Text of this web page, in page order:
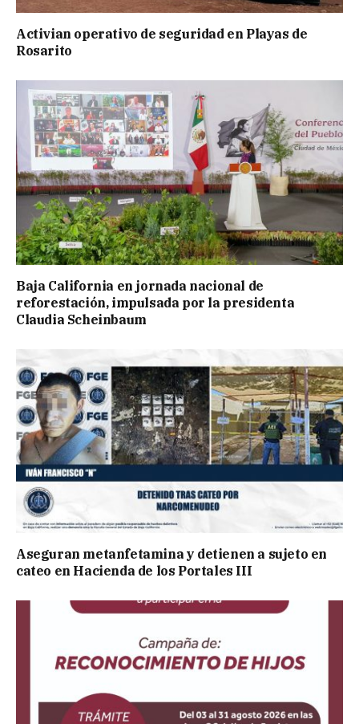
Activian operativo de seguridad en Playas de
Rosarito
Baja California en jornada nacional de
reforestación, impulsada por la presidenta
Claudia Scheinbaum
Aseguran metanfetamina y detienen a sujeto en
cateo en Hacienda de los Portales III